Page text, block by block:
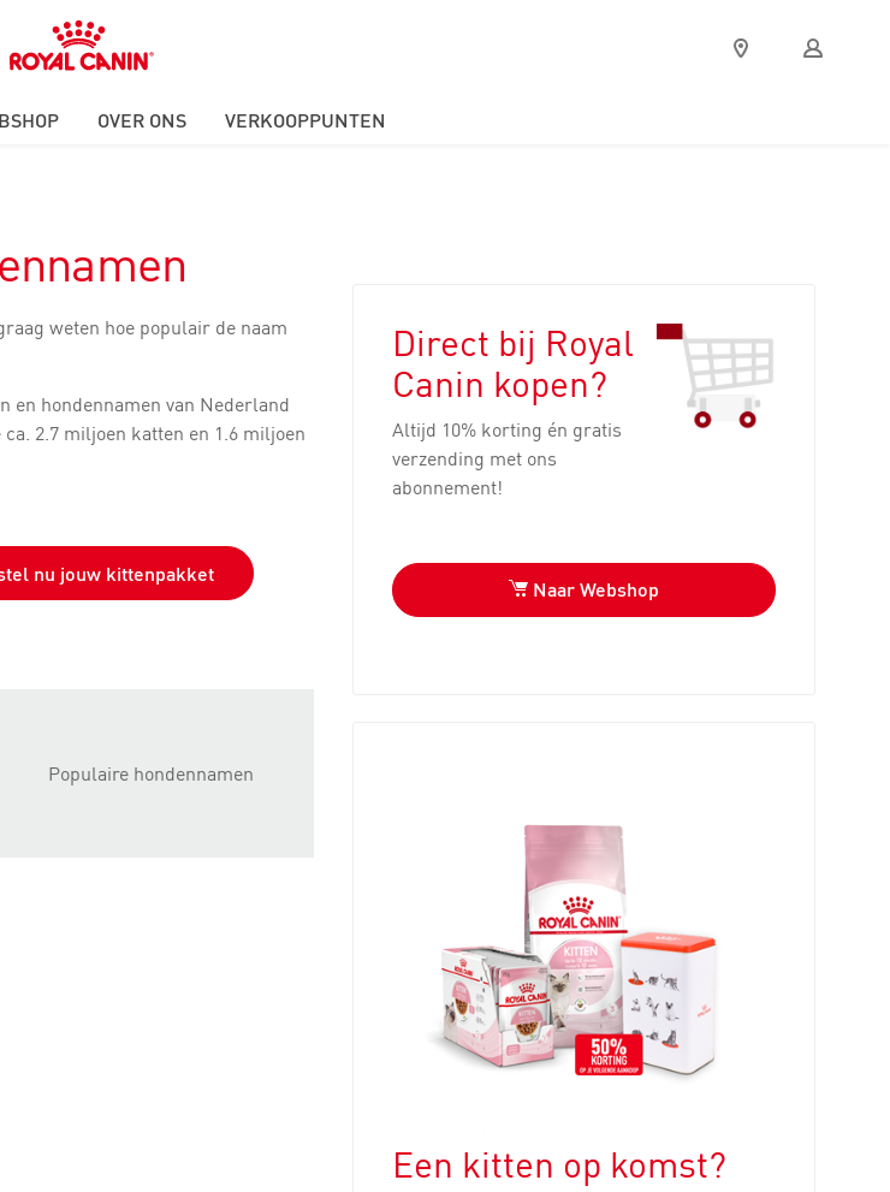
Royal
Canin
Verkooppunten
Mijn
Royal
OVER ONS VERKOOPPUNTEN
weten hoe populair de naam
en hondennamen van Nederland
2.7 miljoen katten en 1.6 miljoen
nu jouw kittenpakket
Populaire hondennamen
Direct bij Royal
Canin kopen?
Altijd 10% korting én gratis
verzending met ons
abonnement!
Naar Webshop
Een kitten op komst?